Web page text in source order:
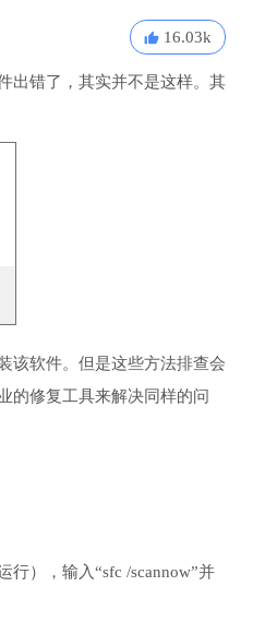
16.03k
出错了，其实并不是这样。其
该软件。但是这些方法排查会
的修复工具来解决同样的问
），输入“sfc /scannow”并